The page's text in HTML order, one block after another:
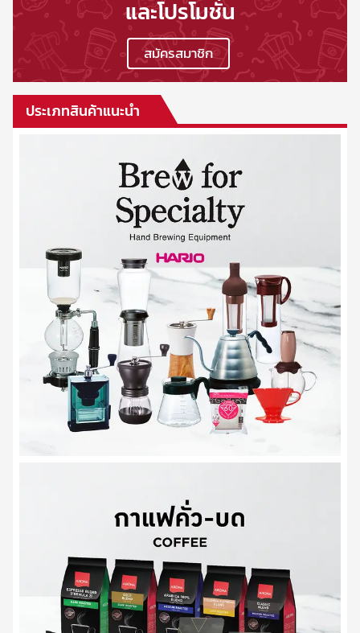
และโปรโมชั่น
สมัครสมาชิก
ประเภทสินค้าแนะนำ